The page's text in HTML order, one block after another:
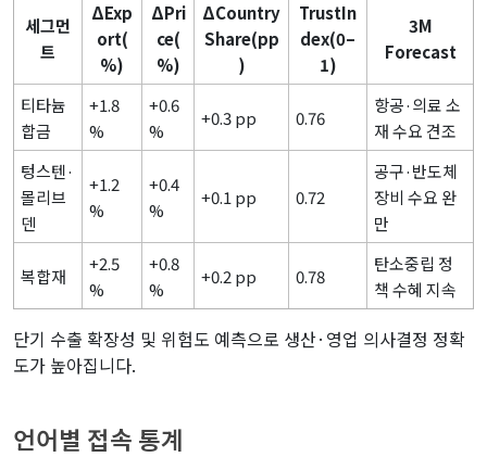
세그먼
트
ΔExp
ort(
%)
ΔPri
ce(
%)
ΔCountry
Share(pp
)
TrustIn
dex(0–
1)
3M
Forecast
티타늄
합금
+1.8
%
+0.6
%
+0.3 pp 0.76
항공·의료 소
재 수요 견조
텅스텐·
몰리브
덴
+1.2
%
+0.4
%
+0.1 pp 0.72
공구·반도체
장비 수요 완
만
복합재
+2.5
%
+0.8
%
+0.2 pp 0.78
탄소중립 정
책 수혜 지속
단기 수출 확장성 및 위험도 예측으로 생산·영업 의사결정 정확
도가 높아집니다.
언어별 접속 통계